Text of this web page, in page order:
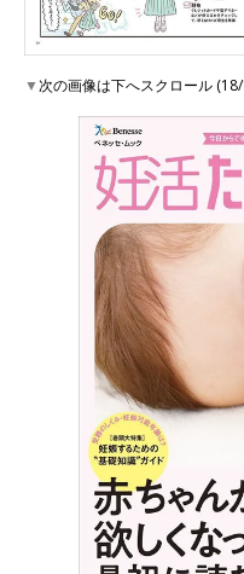
▼次の画像は下へスクロール